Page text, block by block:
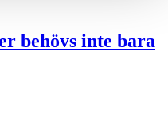
behövs inte bara